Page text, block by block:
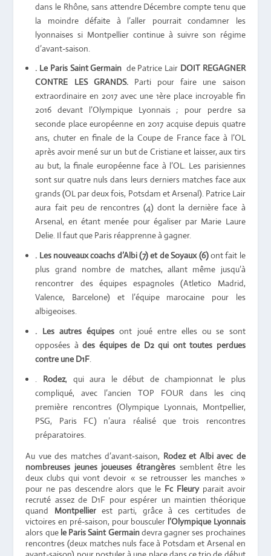
dans le Rhône, sans attendre Décembre compte tenu que
la moindre défaite à l’aller pourrait condamner les
lyonnaises si Montpellier continue à suivre son régime
d’avant-saison.
. Le Paris Saint Germain de Patrice Lair DOIT REGAGNER
CONTRE LES GRANDS. Parti pour faire une saison
extraordinaire en 2017 avec une 1ère place incroyable fin
2016 devant l’Olympique Lyonnais ; pour perdre sa
seconde place européenne en 2017 acquise depuis quatre
ans, chuter en finale de la Coupe de France face à l’OL
après avoir mené sur un but de Cristiane et laisser, aux tirs
au but, la finale européenne face à l’OL. Les parisiennes
sont sur quatre nuls dans leurs derniers matches face aux
grands (OL par deux fois, Potsdam et Arsenal). Patrice Lair
aura fait peu de rencontres (4) dont la dernière face à
Arsenal, en étant menée pour égaliser par Marie Laure
Delie. Il faut que Paris réapprenne à gagner.
. Les nouveaux coachs d’Albi (7) et de Soyaux (6)ont fait le
plus grand nombre de matches, allant même jusqu’à
rencontrer des équipes espagnoles (Atletico Madrid,
Valence, Barcelone) et l’équipe marocaine pour les
albigeoises.
. Les autres équipes ont joué entre elles ou se sont
opposées àdes équipes de D2 qui ont toutes perdues
contre une D1F.
. Rodez, qui aura le début de championnat le plus
compliqué, avec l’ancien TOP FOUR dans les cinq
première rencontres (Olympique Lyonnais, Montpellier,
PSG, Paris FC) n’aura réalisé que trois rencontres
préparatoires.
Au vue des matches d’avant-saison, Rodez et Albi avec de
nombreuses jeunes joueuses étrangères semblent être les
deux clubs qui vont devoir « se retrousser les manches »
pour ne pas descendre alors que le Fc Fleuryparait avoir
recruté assez de D1F pour espérer un maintien théorique
quand Montpellierest parti, grâce à ces certitudes de
victoires en pré-saison, pour bousculer l’Olympique Lyonnais
alors que le Paris Saint Germaindevra gagner ses prochaines
rencontres (deux matches nuls face à Potsdam et Arsenal en